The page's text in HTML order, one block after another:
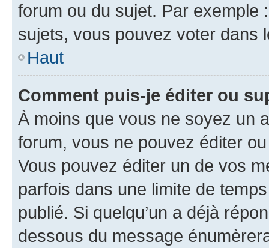
forum ou du sujet. Par exemple
sujets, vous pouvez voter dans
Haut
Comment puis-je éditer ou
À moins que vous ne soyez un
forum, vous ne pouvez éditer
Vous pouvez éditer un de vos
parfois dans une limite de
publié. Si quelqu’un a déjà
dessous du message